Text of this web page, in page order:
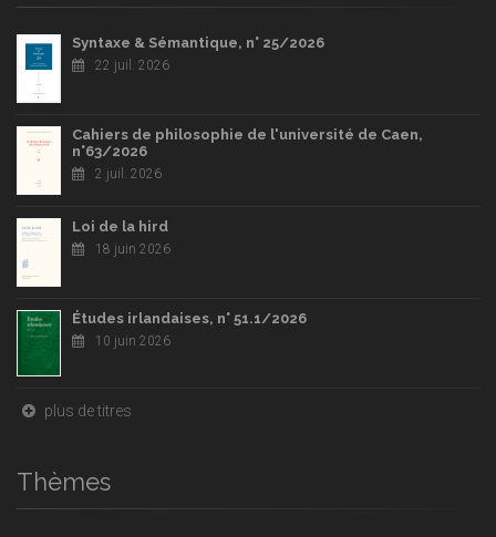
Syntaxe & Sémantique, n° 25/2026
22 juil. 2026
Cahiers de philosophie de l'université de Caen,
n°63/2026
2 juil. 2026
Loi de la hird
18 juin 2026
Études irlandaises, n° 51.1/2026
10 juin 2026
plus de titres
Thèmes